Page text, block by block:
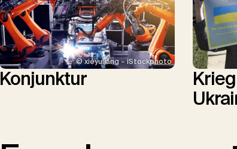
© xieyuliang – iStockphoto
Konjunktur